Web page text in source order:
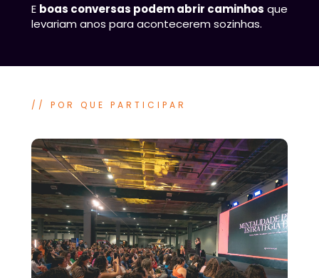
E boas conversas podem abrir caminhos que
levariam anos para acontecerem sozinhas.
// POR QUE PARTICIPAR